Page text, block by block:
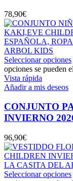
78,90€
Seleccionar opciones
opciones se pueden
Vista rápida
Añadir a mis deseos
CONJUNTO
INVIERNO
96,90€
Seleccionar opciones